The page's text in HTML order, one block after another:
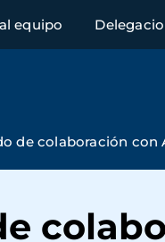
equipo
de colaboración con